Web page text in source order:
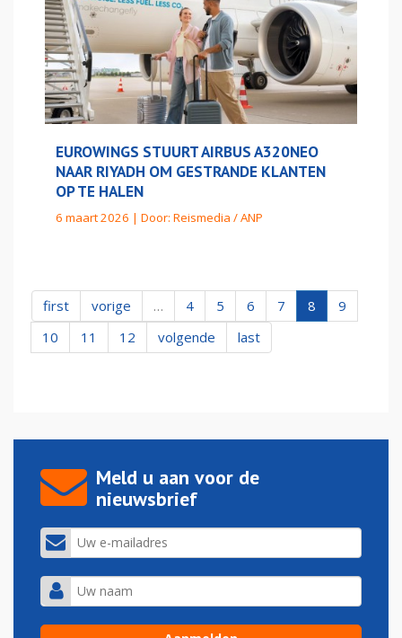
EUROWINGS STUURT AIRBUS A320NEO
NAAR RIYADH OM GESTRANDE KLANTEN
OP TE HALEN
6 maart 2026 | Door: Reismedia / ANP
first vorige … 4 5 6 7 8
9
10
11 12 volgende last
Meld u aan voor de
nieuwsbrief